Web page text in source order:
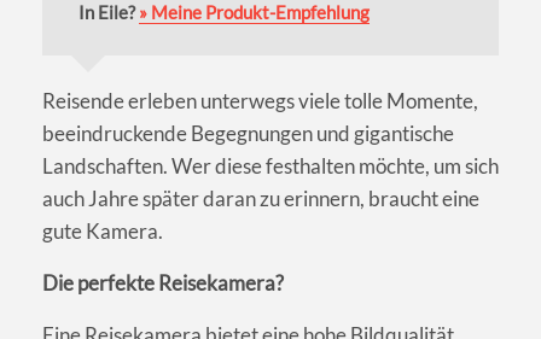
In Eile?» Meine Produkt-Empfehlung
Reisende erleben unterwegs viele tolle Momente,
beeindruckende Begegnungen und gigantische
Landschaften. Wer diese festhalten möchte, um sich
auch Jahre später daran zu erinnern, braucht eine
gute Kamera.
Die perfekte Reisekamera?